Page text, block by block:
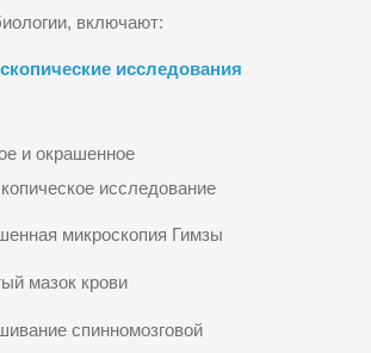
включают:
исследования
и окрашенное
исследование
микроскопия Гимзы
мазок крови
спинномозговой